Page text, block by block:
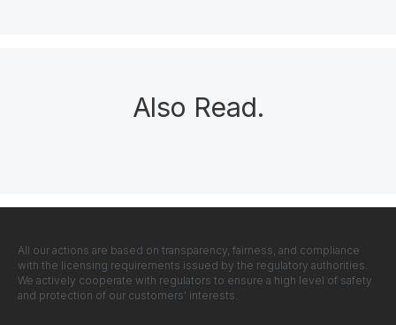
Also Read.
All our actions are based on transparency, fairness, and compliance
with the licensing requirements issued by the regulatory authorities.
We actively cooperate with regulators to ensure a high level of safety
and protection of our customers' interests.